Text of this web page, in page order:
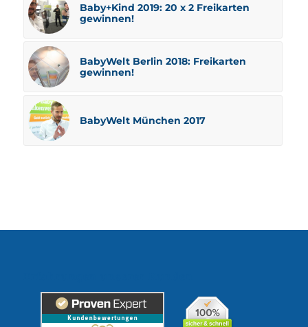
Baby+Kind 2019: 20 x 2 Freikarten
gewinnen!
BabyWelt Berlin 2018: Freikarten
gewinnen!
BabyWelt München 2017